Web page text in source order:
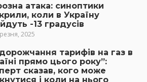
атака: синоптики
коли в Україну
-13 градусів
2025
тарифів на газ в
прямо цього року”:
сказав, кого може
і коли на нього